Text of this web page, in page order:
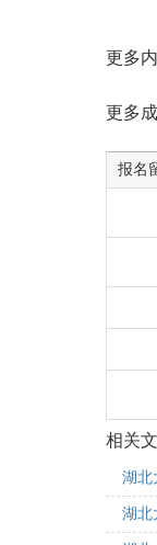
更多
更多
报名
相关
湖北
湖北